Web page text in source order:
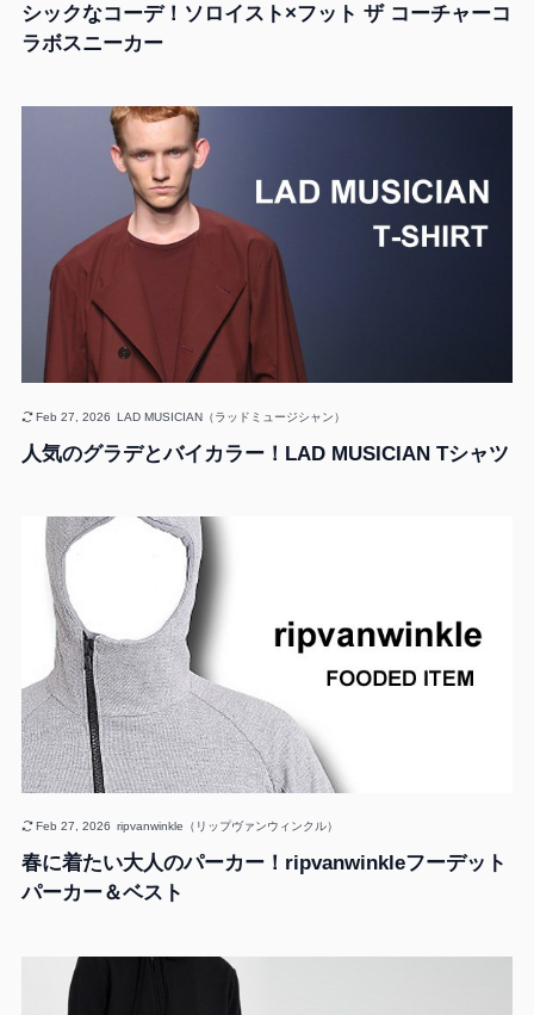
シックなコーデ！ソロイスト×フット ザ コーチャーコ
ラボスニーカー
人気のグラデとバイカラー！LAD MUSICIAN Tシャツ
Feb 27, 2026 LAD MUSICIAN（ラッドミュージシャン）
春に着たい大人のパーカー！ripvanwinkleフーデット
パーカー＆ベスト
Feb 27, 2026 ripvanwinkle（リップヴァンウィンクル）